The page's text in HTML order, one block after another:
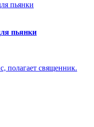
пьянки
полагает священник.